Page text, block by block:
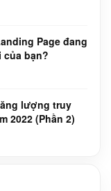
Page đang
của bạn?
lượng truy
2022 (Phần 2)